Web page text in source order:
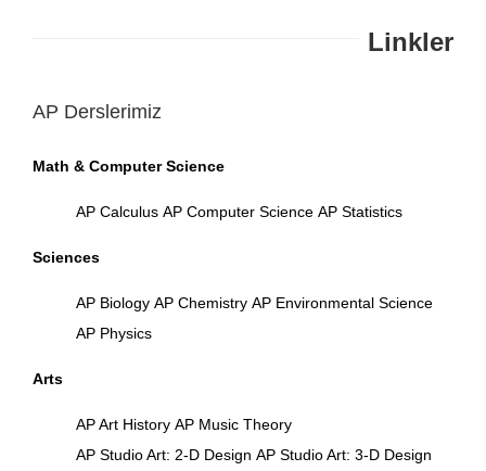
Linkler
AP Derslerimiz
Math & Computer Science
AP Calculus AP Computer Science AP Statistics
Sciences
AP Biology AP Chemistry AP Environmental Science
AP Physics
Arts
AP Art History AP Music Theory
AP Studio Art: 2-D Design AP Studio Art: 3-D Design